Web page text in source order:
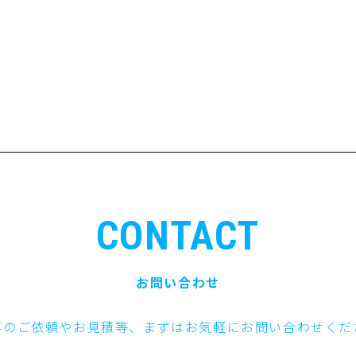
CONTACT
お問い合わせ
ご依頼やお見積等、まずはお気軽にお問い合わせく